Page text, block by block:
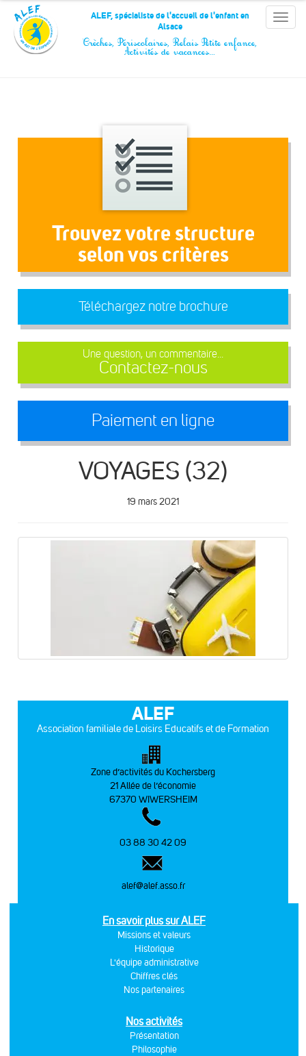
Panneau de gestion des cookies
Toggle
ALEF, spécialiste de l'accueil de l'enfant en
Alsace
Crèches, Périscolaires, Relais Petite enfance,
Activités de vacances…
Trouvez votre structure
selon vos critères
Téléchargez notre brochure
Une question, un commentaire...
Contactez-nous
Paiement en ligne
VOYAGES (32)
19 mars 2021
ALEF
Association familiale de Loisirs Educatifs et de Formation
Zone d’activités du Kochersberg
21 Allée de l’économie
67370 WIWERSHEIM
03 88 30 42 09
alef@alef.asso.fr
En savoir plus sur ALEF
Missions et valeurs
Historique
L'équipe administrative
Chiffres clés
Nos partenaires
Nos activités
Présentation
Philosophie